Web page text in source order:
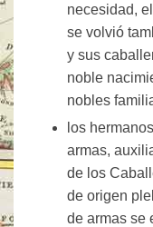
necesidad,
se volvió
y sus
noble
nobles
los
armas,
de los
de origen
de armas se